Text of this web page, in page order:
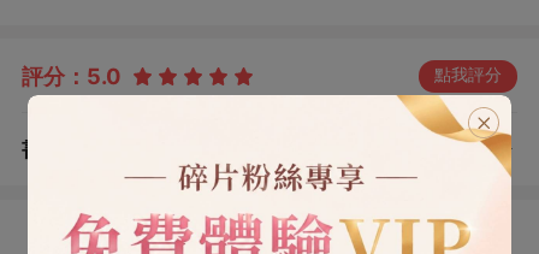
現代 #校園
評分： 5.0 點我評分
書評 查看評論
目錄